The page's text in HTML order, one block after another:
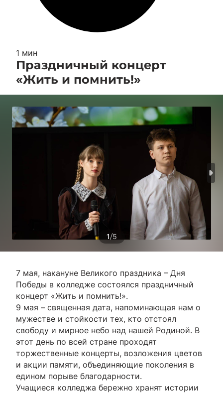
1 мин
Праздничный концерт
«Жить и помнить!»
1/5
7 мая, накануне Великого праздника – Дня
Победы в колледже состоялся праздничный
концерт «Жить и помнить!».
9 мая – священная дата, напоминающая нам о
мужестве и стойкости тех, кто отстоял
свободу и мирное небо над нашей Родиной. В
этот день по всей стране проходят
торжественные концерты, возложения цветов
и акции памяти, объединяющие поколения в
едином порыве благодарности.
Учащиеся колледжа бережно хранят истории